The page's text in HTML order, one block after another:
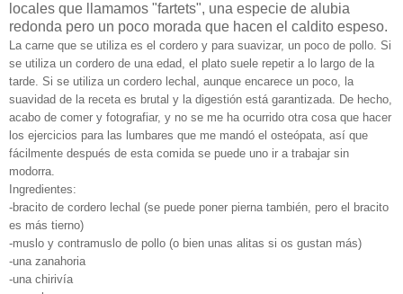
locales que llamamos "fartets", una especie de alubia
redonda pero un poco morada que hacen el caldito espeso.
La carne que se utiliza es el cordero y para suavizar, un poco de pollo. Si
se utiliza un cordero de una edad, el plato suele repetir a lo largo de la
tarde. Si se utiliza un cordero lechal, aunque encarece un poco, la
suavidad de la receta es brutal y la digestión está garantizada. De hecho,
acabo de comer y fotografiar, y no se me ha ocurrido otra cosa que hacer
los ejercicios para las lumbares que me mandó el osteópata, así que
fácilmente después de esta comida se puede uno ir a trabajar sin
modorra.
Ingredientes:
-bracito de cordero lechal (se puede poner pierna también, pero el bracito
es más tierno)
-muslo y contramuslo de pollo (o bien unas alitas si os gustan más)
-una zanahoria
-una chirivía